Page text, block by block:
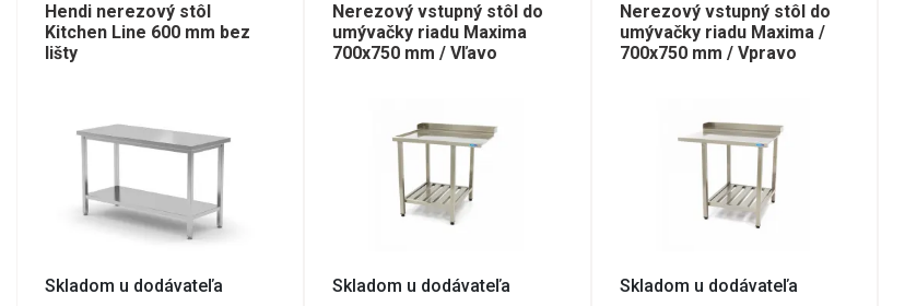
Hendi nerezový stôl
Kitchen Line 600 mm bez
lišty
Skladom u dodávateľa
Nerezový vstupný stôl do
umývačky riadu Maxima
700x750 mm / Vľavo
Skladom u dodávateľa
Nerezový vstupný stôl do
umývačky riadu Maxima /
700x750 mm / Vpravo
Skladom u dodávateľa